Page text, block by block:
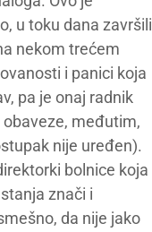
u toku dana završili
nekom trećem
i panici koja
pa je onaj radnik
međutim,
nije uređen).
bolnice koja
znači i
da nije jako